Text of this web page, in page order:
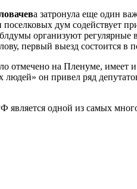
а затронула еще один
поселковых дум
организуют регулярные
первый выезд состоится
на Пленуме, имеет
людей» он привел ряд
является одной из самых